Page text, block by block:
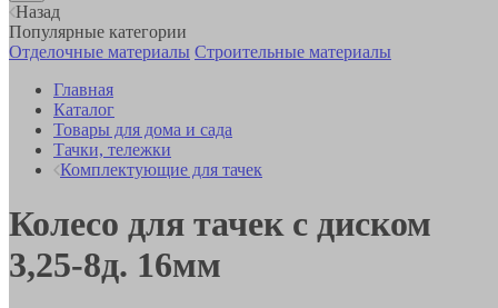
Назад
Популярные категории
Отделочные материалы Строительные материалы
Главная
Каталог
Товары для дома и сада
Тачки, тележки
Комплектующие для тачек
Колесо для тачек с диском
3,25-8д. 16мм